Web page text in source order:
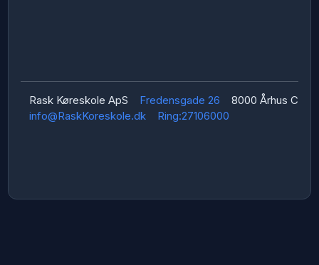
Rask Køreskole ApS Fredensgade 26
8000 Århus C
info@RaskKoreskole.dk
Ring:27106000